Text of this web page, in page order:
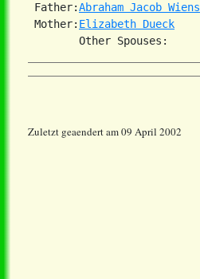
Father:Abraham Jacob Wiens
Mother: Elizabeth Dueck
Zuletzt geaendert am 09 April 2002